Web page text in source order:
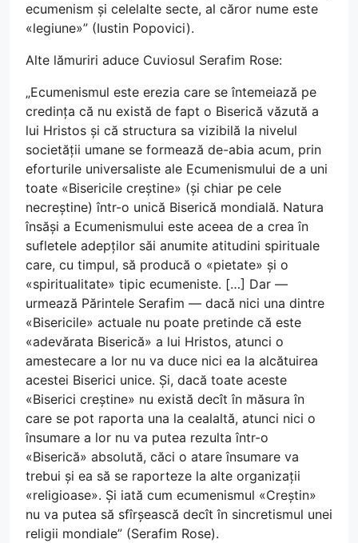
ecumenism și celelalte secte, al căror nume este
«legiune»” (Iustin Popovici).
Alte lămuriri aduce Cuviosul Serafim Rose:
„Ecumenismul este erezia care se întemeiază pe
credința că nu există de fapt o Biserică văzută a
lui Hristos și că structura sa vizibilă la nivelul
societății umane se formează de-abia acum, prin
eforturile universaliste ale Ecumenismului de a uni
toate «Bisericile creștine» (și chiar pe cele
necreștine) într-o unică Biserică mondială. Natura
însăși a Ecumenismului este aceea de a crea în
sufletele adepților săi anumite atitudini spirituale
care, cu timpul, să producă o «pietate» și o
«spiritualitate» tipic ecumeniste. […] Dar —
urmează Părintele Serafim — dacă nici una dintre
«Bisericile» actuale nu poate pretinde că este
«adevărata Biserică» a lui Hristos, atunci o
amestecare a lor nu va duce nici ea la alcătuirea
acestei Biserici unice. Și, dacă toate aceste
«Biserici creștine» nu există decît în măsura în
care se pot raporta una la cealaltă, atunci nici o
însumare a lor nu va putea rezulta într-o
«Biserică» absolută, căci o atare însumare va
trebui și ea să se raporteze la alte organizații
«religioase». Și iată cum ecumenismul «Creștin»
nu va putea să sfîrșească decît în sincretismul unei
religii mondiale” (Serafim Rose).